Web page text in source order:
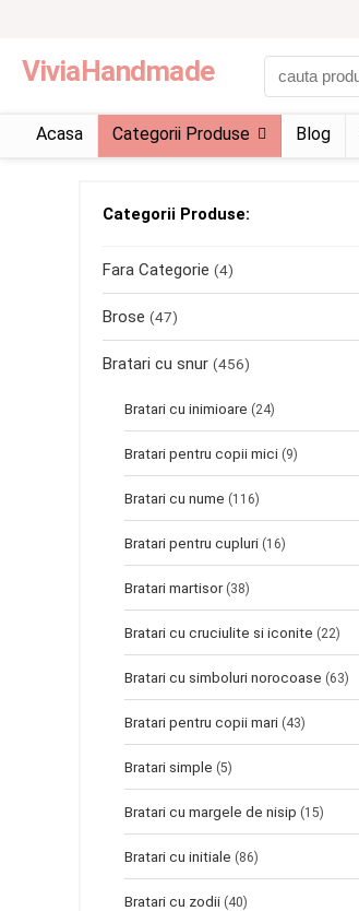
ViviaHandmade
Acasa Categorii Produse Blog
Categorii Produse:
Fara Categorie (4)
Brose (47)
Bratari cu snur (456)
Bratari cu inimioare (24)
Bratari pentru copii mici (9)
Bratari cu nume (116)
Bratari pentru cupluri (16)
Bratari martisor (38)
Bratari cu cruciulite si iconite (22)
Bratari cu simboluri norocoase (63)
Bratari pentru copii mari (43)
Bratari simple (5)
Bratari cu margele de nisip (15)
Bratari cu initiale (86)
Bratari cu zodii (40)